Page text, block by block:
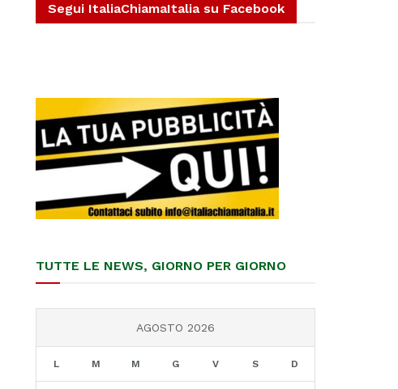
Segui ItaliaChiamaItalia su Facebook
TUTTE LE NEWS, GIORNO PER GIORNO
AGOSTO 2026
L M M G V S D